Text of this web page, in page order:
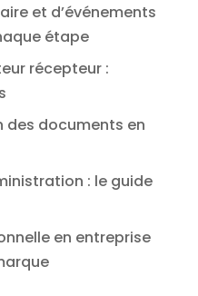
et d’événements
étape
récepteur :
des documents en
: le guide
en entreprise